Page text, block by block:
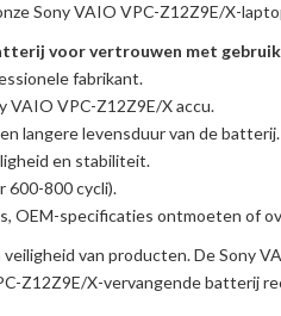
Sony VAIO VPC-Z12Z9E/X-
voor vertrouwen met
fabrikant.
VAIO VPC-Z12Z9E/X accu.
langere levensduur van de batterij.
en stabiliteit.
600-800 cycli).
OEM-specificaties ontmoeten of
van producten. DeSony
Z12Z9E/X-vervangende batterij